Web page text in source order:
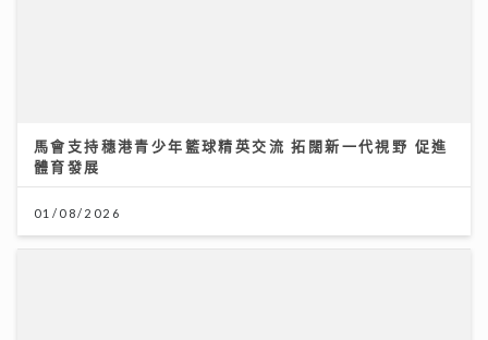
馬會支持穗港青少年籃球精英交流 拓闊新一代視野 促進
體育發展
01/08/2026